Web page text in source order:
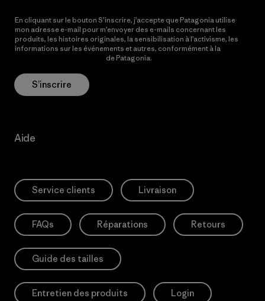
En cliquant sur le bouton S’inscrire, j’accepte que Patagonia utilise
mon adresse e-mail pour m’envoyer des e-mails concernant les
produits, les histoires originales, la sensibilisation à l’activisme, les
informations sur les événements et autres, conformément à la
de Patagonia.
S’inscrire
Aide
Service clients Livraison
FAQs Réparations Retours
Guide des tailles
Entretien des produits Login